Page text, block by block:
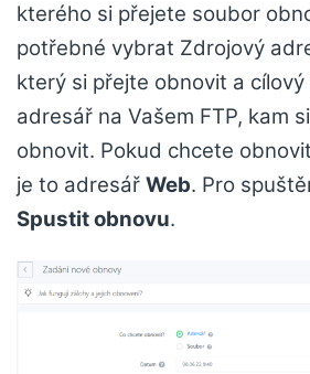
kterého si přejete soubor
potřebné vybrat Zdrojový
který si přejte obnovit a
adresář na Vašem FTP, kam
obnovit. Pokud chcete
je to adresář Web. Pro
Spustit obnovu.